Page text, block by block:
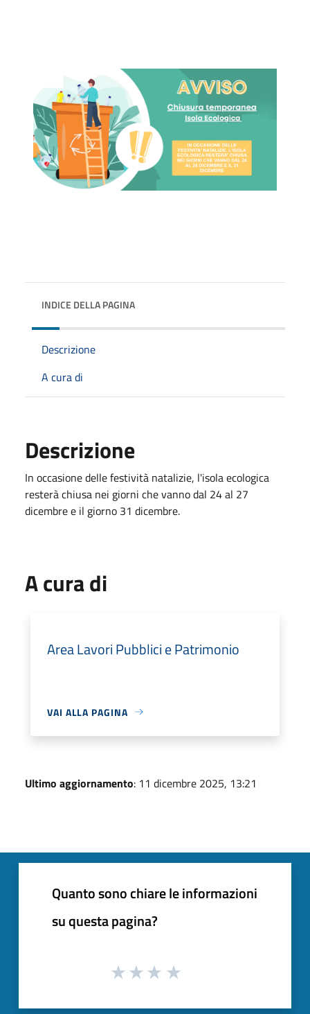
INDICE DELLA PAGINA
Descrizione
A cura di
Descrizione
In occasione delle festività natalizie, l'isola ecologica
resterà chiusa nei giorni che vanno dal 24 al 27
dicembre e il giorno 31 dicembre.
A cura di
Area Lavori Pubblici e Patrimonio
VAI ALLA PAGINA
Ultimo aggiornamento: 11 dicembre 2025, 13:21
Quanto sono chiare le informazioni
su questa pagina?